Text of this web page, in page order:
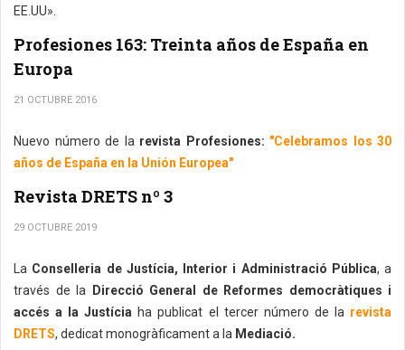
EE.UU».
Profesiones 163: Treinta años de España en
Europa
21 OCTUBRE 2016
Nuevo número de la revista Profesiones: "Celebramos los 30
años de España en la Unión Europea"
Revista DRETS nº 3
29 OCTUBRE 2019
La Conselleria de Justícia, Interior i Administració Pública, a
través de la
Direcció General de Reformes democràtiques i
accés a la Justícia ha publicat el tercer número de la revista
DRETS, dedicat monogràficament a la Mediació.